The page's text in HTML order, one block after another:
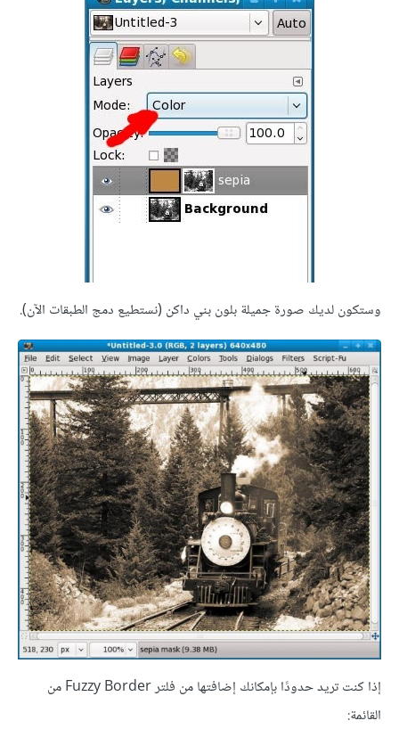
وستكون لديك صورة جميلة بلون بني داكن (نستطيع دمج الطبقات الآن).
إذا كنت تريد حدودًا بإمكانك إضافتها من فلتر Fuzzy Border من
القائمة: